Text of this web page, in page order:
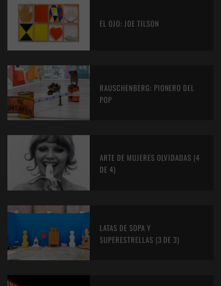
EL OJO: JOE TILSON
RAUSCHENBERG: PIONERO DEL
POP
ARTE DE MUJERES OLVIDADAS (4
DE 4)
LATAS DE SOPA Y
SUPERESTRELLAS (3 DE 3)